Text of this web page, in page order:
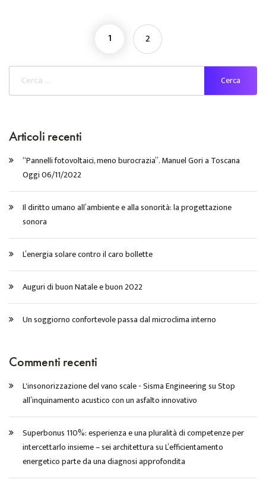
1 2
Articoli recenti
“Pannelli fotovoltaici, meno burocrazia”. Manuel Gori a Toscana
Oggi 06/11/2022
Il diritto umano all’ambiente e alla sonorità: la progettazione
sonora
L’energia solare contro il caro bollette
Auguri di buon Natale e buon 2022
Un soggiorno confortevole passa dal microclima interno
Commenti recenti
L'insonorizzazione del vano scale - Sisma EngineeringsuStop
all’inquinamento acustico con un asfalto innovativo
Superbonus 110%: esperienza e una pluralità di competenze per
intercettarlo insieme – sei architetturasuL’efficientamento
energetico parte da una diagnosi approfondita